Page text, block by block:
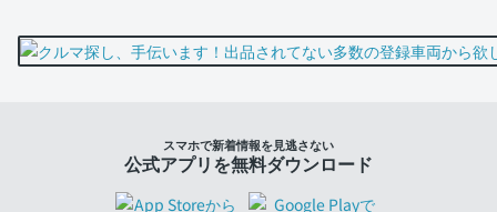
スマホで新着情報を見逃さない
公式アプリを無料ダウンロード